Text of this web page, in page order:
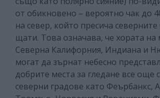
от обикновено – вероятно чак до
на север, който пресича
щати. Това означава, че хората на
Северна Калифорния, Индиана и
могат да зърнат небесно
добрите места за гледане все още
северни градове като Феърбанкс,